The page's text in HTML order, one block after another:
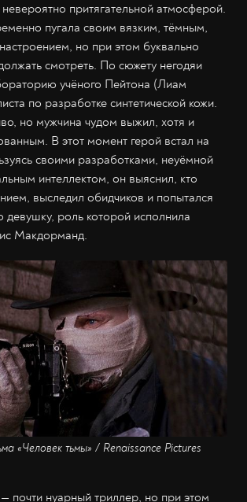
притягательной атмосферой.
пугала своим вязким, тёмным,
но при этом буквально
смотреть. По сюжету негодяи
учёного Пейтона (Лиам
по разработке синтетической кожи.
но мужчина чудом выжил, хотя и
В этот момент герой встал на
своими разработками, неуёмной
интеллектом, он выяснил, кто
выследил обидчиков и попытался
роль которой исполнила
Макдорманд.
«Человек тьмы» / Renaissance Pictures
почти нуарный триллер, но при этом